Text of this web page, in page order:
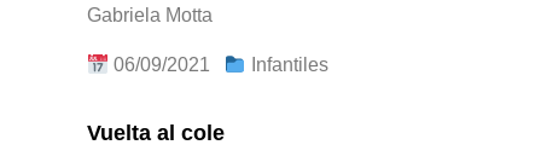
Gabriela Motta
06/09/2021 Infantiles
Vuelta al cole